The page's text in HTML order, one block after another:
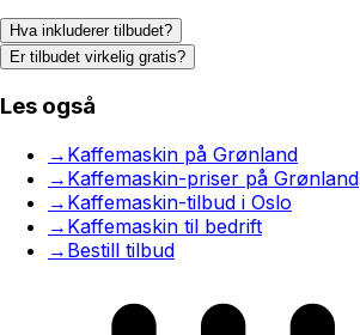
Hva inkluderer tilbudet?
Er tilbudet virkelig gratis?
Les også
→ Kaffemaskin på Grønland
→ Kaffemaskin-priser på Grønland
→ Kaffemaskin-tilbud i Oslo
→ Kaffemaskin til bedrift
→ Bestill tilbud